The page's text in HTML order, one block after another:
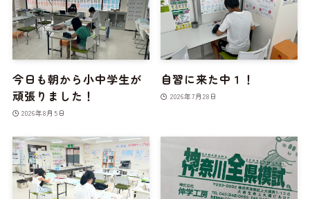
今日も朝から小中学生が
頑張りました！
2026年8月5日
自習に来た中１！
2026年7月28日